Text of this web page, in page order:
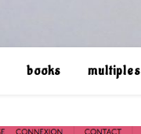
books multiples